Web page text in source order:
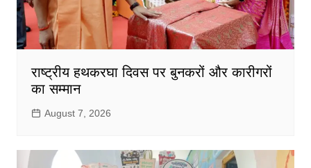
राष्ट्रीय हथकरघा दिवस पर बुनकरों और कारीगरों
का सम्मान
August 7, 2026